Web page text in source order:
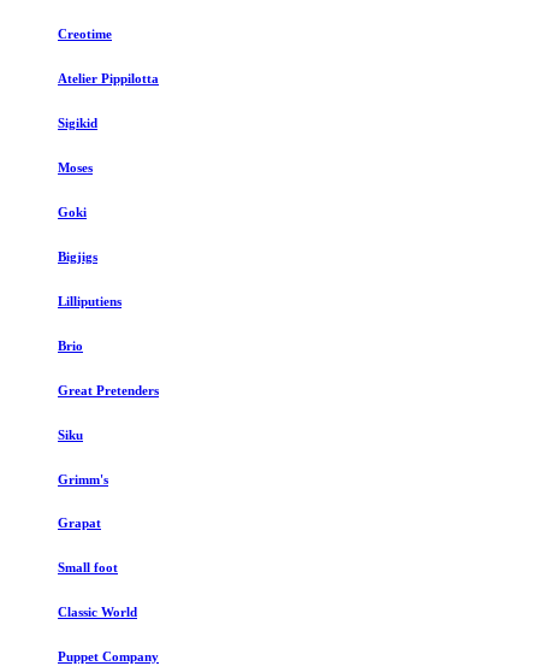
Creotime
Atelier Pippilotta
Sigikid
Moses
Goki
Bigjigs
Lilliputiens
Brio
Great Pretenders
Siku
Grimm's
Grapat
Small foot
Classic World
Puppet Company